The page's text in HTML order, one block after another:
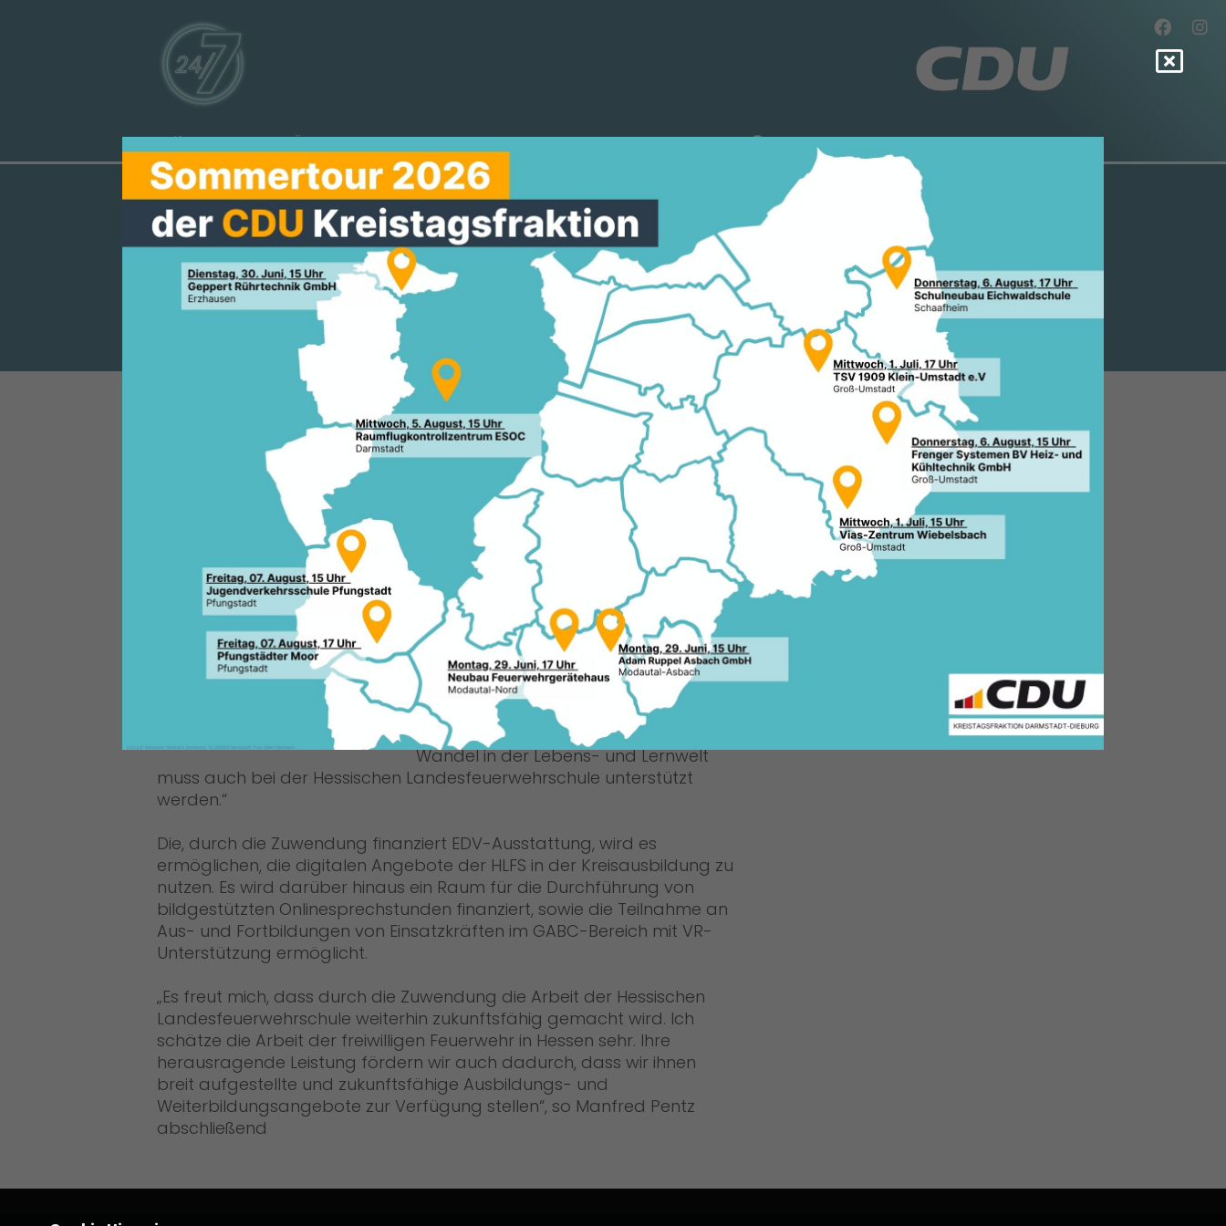
Aktuelles Über uns Vereinigungen Arbeitskreise Mitmachen
MANFRED PENTZ MDL: HESSISCHEN
LANDESFEUERWEHRSCHULE (HLFS) ERHÄLT
ZUWENDUNG IN HÖHE VON 19.000,00
Die Hessische Landesfeuerwehrschule wird eine Zuwendung des
Landes Hessen zur Förderung des Brandschutzes erhalten. Die
Hessische Landesfeuerwehrschule wird für die Beschaffung einer EDV-
Ausstattung eine Zuwendung in Höhe von 19.000,00 € erhalten.
Es ist wichtig, dass die Feuerwehr in
Deutschland bestmöglich ausgebildet
wird“, erklärt der
Landtagsabgeordnete und hessischer
CDU-Generalsekretär Manfred Pentz.
Gerade die Pandemie hat gezeigt,
dass digitales Lernen auch Vorteile
gegenüber dem Präsenzunterricht hat
und in einer modernen und digitalen
Welt immer wichtiger wird. Dieser
Wandel in der Lebens- und Lernwelt
muss auch bei der Hessischen Landesfeuerwehrschule unterstützt
werden.“
Die, durch die Zuwendung finanziert EDV-Ausstattung, wird es
ermöglichen, die digitalen Angebote der HLFS in der Kreisausbildung zu
nutzen. Es wird darüber hinaus ein Raum für die Durchführung von
bildgestützten Onlinesprechstunden finanziert, sowie die Teilnahme an
Aus- und Fortbildungen von Einsatzkräften im GABC-Bereich mit VR-
Unterstützung ermöglicht.
Es freut mich, dass durch die Zuwendung die Arbeit der Hessischen
Landesfeuerwehrschule weiterhin zukunftsfähig gemacht wird. Ich
schätze die Arbeit der freiwilligen Feuerwehr in Hessen sehr. Ihre
herausragende Leistung fördern wir auch dadurch, dass wir ihnen
breit aufgestellte und zukunftsfähige Ausbildungs- und
Weiterbildungsangebote zur Verfügung stellen“, so Manfred Pentz
abschließend
06.11.2021, 11:01 Uhr